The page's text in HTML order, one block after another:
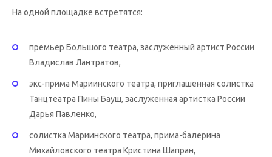
На одной площадке встретятся:
премьер Большого театра, заслуженный артист России
Владислав Лантратов,
экс-прима Мариинского театра, приглашенная солистка
Танцтеатра Пины Бауш, заслуженная артистка России
Дарья Павленко,
солистка Мариинского театра, прима-балерина
Михайловского театра Кристина Шапран,